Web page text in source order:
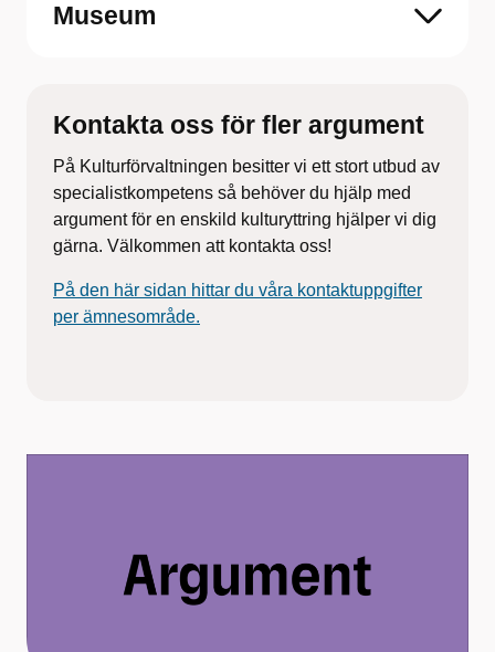
Museum
Kontakta oss för fler argument
På Kulturförvaltningen besitter vi ett stort utbud av
specialistkompetens så behöver du hjälp med
argument för en enskild kulturyttring hjälper vi dig
gärna. Välkommen att kontakta oss!
På den här sidan hittar du våra kontaktuppgifter
per ämnesområde.